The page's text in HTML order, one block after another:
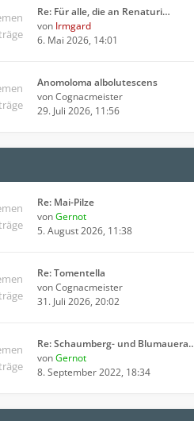
Re: Für alle, die an Renaturi…
von Irmgard
6. Mai 2026, 14:01
Anomoloma albolutescens
vonCognacmeister
29. Juli 2026, 11:56
Re: Mai-Pilze
vonGernot
5. August 2026, 11:38
Re: Tomentella
vonCognacmeister
31. Juli 2026, 20:02
Re: Schaumberg- und
vonGernot
8. September 2022, 18:34